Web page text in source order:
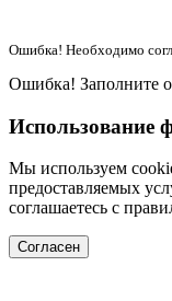
Ошибка! Необходимо
Ошибка! Заполните
Использование
Мы используем
предоставляемых
соглашаетесь с
Согласен